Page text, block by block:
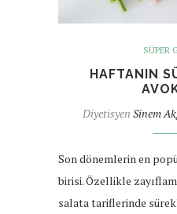
SÜPER
HAFTANIN
Diyetisyen Sinem
Son dönemlerin en
birisi. Özellikle
salata tariflerinde